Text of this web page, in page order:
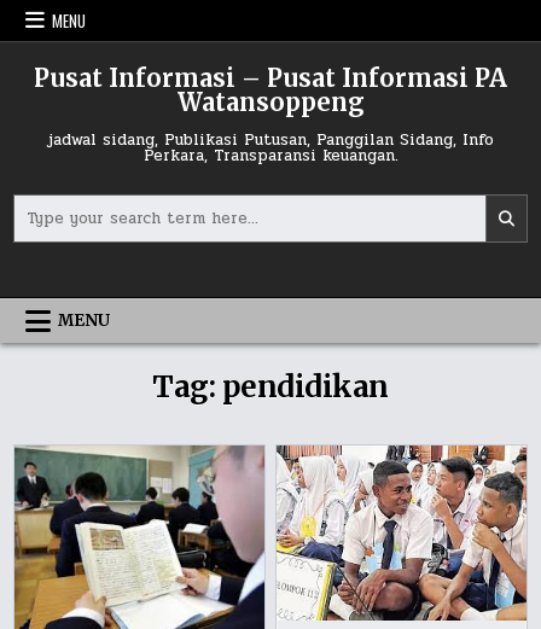
Skip
to
MENU
Pusat Informasi – Pusat Informasi PA
Watansoppeng
jadwal sidang, Publikasi Putusan, Panggilan Sidang, Info
Perkara, Transparansi keuangan.
for:
MENU
Tag: pendidikan